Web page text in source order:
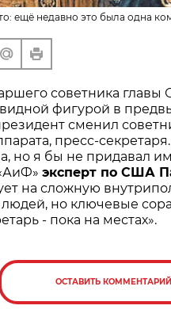
ещё недавно это была одна
советника
фигурой в
сменил
пресс-
но я бы не придавал
эксперт по США
на сложную
но ключевые
- пока на местах».
ОСТАВИТЬ